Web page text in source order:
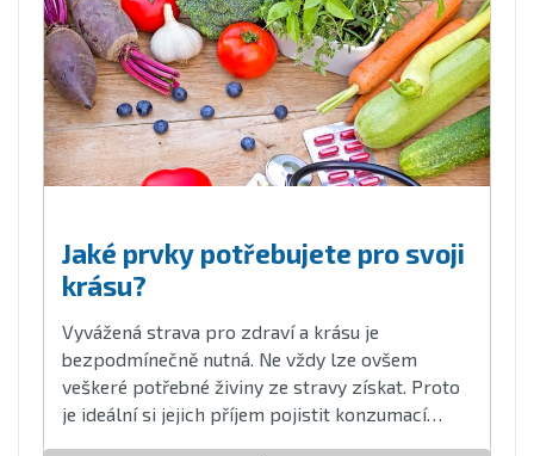
Jaké prvky potřebujete pro svoji
krásu?
Vyvážená strava pro zdraví a krásu je
bezpodmínečně nutná. Ne vždy lze ovšem
veškeré potřebné živiny ze stravy získat. Proto
je ideální si jejich příjem pojistit konzumací